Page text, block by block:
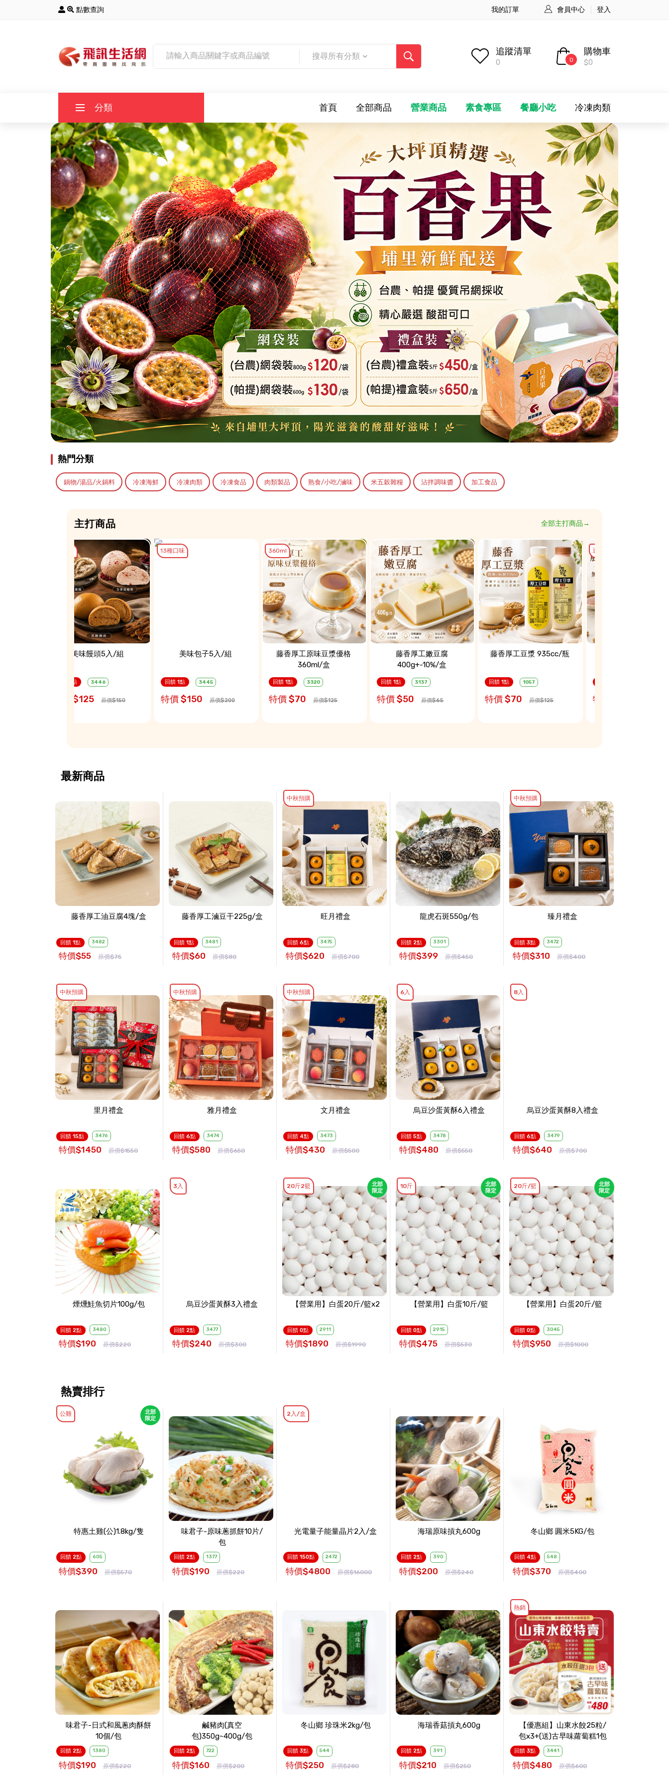
點數查詢 我的訂單 會員中心 登入
搜尋所有分類 追蹤清單
0 0
購物車
$0
分類 首頁 全部商品 營業商品 素食專區 餐廳小吃 冷凍肉類
全部商品
主打商品
熱門分類
鍋物/湯品/火鍋料 冷凍海鮮 冷凍肉類 冷凍食品 肉類製品 熟食/小吃/滷味 米五穀雜糧 沾拌調味醬 加工食品
主打商品 全部主打商品→
美味饅頭5入/組
回饋 1點 3446
特價 $125 原價$150
13種口味
美味包子5入/組
回饋 1點 3445
特價 $150 原價$200
360ml
藤香厚工原味豆漿優格
360ml/盒
回饋 1點 3320
特價 $70 原價$125
藤香厚工嫩豆腐
400g+-10%/盒
回饋 1點 3137
特價 $50 原價$65
藤香厚工豆漿 935cc/瓶
回饋 1點 1057
特價 $70 原價$125
豆花2碗
特價 $130
最新商品
藤香厚工油豆腐4塊/盒
回饋 1點 3482
特價$55 原價$75
藤香厚工滷豆干225g/盒
回饋 1點 3481
特價$60 原價$80
旺月禮盒
回饋 6點 3475
特價$620 原價$700
中秋預購
龍虎石斑550g/包
回饋 2點 3301
特價$399 原價$450
臻月禮盒
回饋 3點 3472
特價$310 原價$400
中秋預購
里月禮盒
回饋 15點 3476
特價$1450 原價$1550
中秋預購
雅月禮盒
回饋 6點 3474
特價$580 原價$650
中秋預購
文月禮盒
回饋 4點 3473
特價$430 原價$500
中秋預購
烏豆沙蛋黃酥6入禮盒
回饋 5點 3478
特價$480 原價$550
6入
烏豆沙蛋黃酥8入禮盒
回饋 6點 3479
特價$640 原價$700
8入
煙燻鮭魚切片100g/包
回饋 2點 3480
特價$190 原價$220
烏豆沙蛋黃酥3入禮盒
回饋 2點 3477
特價$240 原價$300
3入
北部
限定
【營業用】白蛋20斤/籃x2
回饋 0點 2911
特價$1890 原價$1990
20斤2籃
北部
限定
【營業用】白蛋10斤/籃
回饋 0點 2915
特價$475 原價$530
10斤
北部
限定
【營業用】白蛋20斤/籃
回饋 0點 3045
特價$950 原價$1000
20斤/籃
熱賣排行
北部
限定
特惠土雞(公)1.8kg/隻
回饋 2點 605
特價$390 原價$570
公雞
味君子-原味蔥抓餅10片/
包
回饋 2點 1377
特價$190 原價$220
光電量子能量晶片2入/盒
回饋 150點 2472
特價$4800 原價$16000
2入/盒
海瑞原味摃丸600g
回饋 2點 390
特價$200 原價$240
冬山鄉 圓米5KG/包
回饋 4點 548
特價$370 原價$400
味君子-日式和風蔥肉酥餅
10個/包
回饋 2點 1380
特價$190 原價$220
鹹豬肉(真空
包)350g~400g/包
回饋 2點 722
特價$160 原價$200
冬山鄉 珍珠米2kg/包
回饋 3點 544
特價$250 原價$280
海瑞香菇摃丸600g
回饋 2點 391
特價$210 原價$250
【優惠組】山東水餃25粒/
包x3+(送)古早味蘿蔔糕1包
回饋 3點 3441
特價$480 原價$600
熱銷